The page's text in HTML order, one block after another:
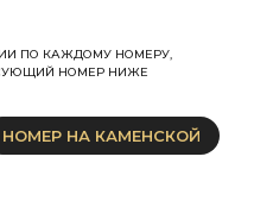
ПО КАЖДОМУ НОМЕРУ,
НОМЕР НИЖЕ
НОМЕР НА КАМЕНСКОЙ